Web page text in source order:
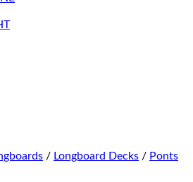
/ Longboard Decks / Ponts